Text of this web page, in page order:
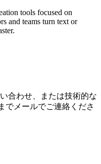
tools focused on
and teams turn text or
合わせ、または技術的な
でメールでご連絡くださ